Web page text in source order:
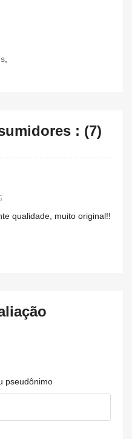
: (7)
qualidade, muito original!!
pseudônimo